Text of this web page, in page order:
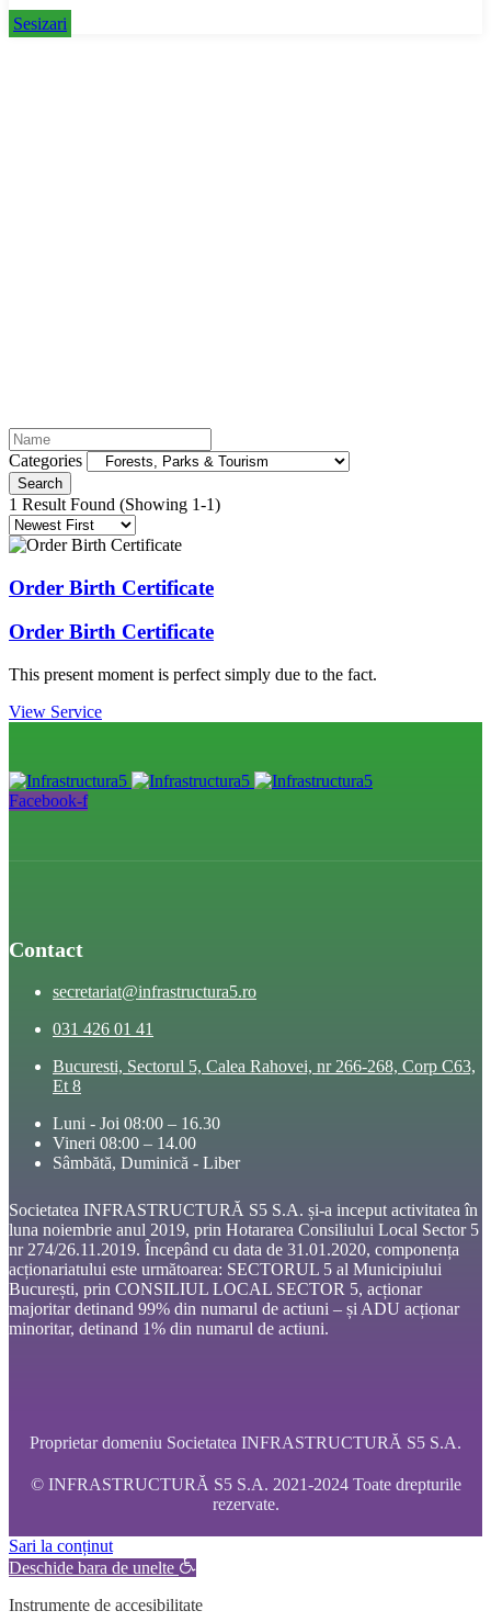
Sesizari
Categories
Search
1 Result Found (Showing 1-1)
Order Birth Certificate
Order Birth Certificate
This present moment is perfect simply due to the fact.
View Service
Facebook-f
Contact
secretariat@infrastructura5.ro
031 426 01 41
Bucuresti, Sectorul 5, Calea Rahovei, nr 266-268, Corp C63,
Et 8
Luni - Joi 08:00 – 16.30
Vineri 08:00 – 14.00
Sâmbătă, Duminică - Liber
Societatea INFRASTRUCTURĂ S5 S.A. și-a inceput activitatea în
luna noiembrie anul 2019, prin Hotararea Consiliului Local Sector 5
nr 274/26.11.2019. Începând cu data de 31.01.2020, componența
acționariatului este următoarea: SECTORUL 5 al Municipiului
București, prin CONSILIUL LOCAL SECTOR 5, acționar
majoritar detinand 99% din numarul de actiuni – și ADU acționar
minoritar, detinand 1% din numarul de actiuni.
Proprietar domeniu Societatea INFRASTRUCTURĂ S5 S.A.
© INFRASTRUCTURĂ S5 S.A. 2021-2024 Toate drepturile
rezervate.
Sari la conținut
Deschide bara de unelte
Instrumente de accesibilitate